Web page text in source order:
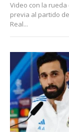
Video con la
previa al partido
Real...